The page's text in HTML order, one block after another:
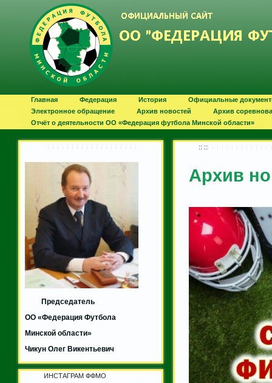
Главная Федерация История
Официальные
Электронное обращение
Архив новостей
Архив
Отчёт о деятельности ОО «Федерация футбола Минской области»
Председатель
ОО «Федерация Футбола
Минской области»
Чикун Олег Викентьевич
ИНСТАГРАМ ФФМО
:: ::
Архив